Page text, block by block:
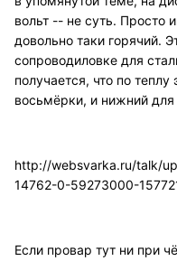
вольт -- не суть. Просто
довольно таки горячий.
сопроводиловке для
получается, что по
восьмёрки, и нижний
http://websvarka.ru/talk/
14762-0-59273000-
Если провар тут ни при